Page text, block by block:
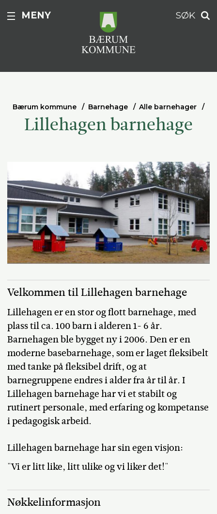
MENY SØK
Bærum kommune Barnehage Alle barnehager
Lillehagen barnehage
Velkommen til Lillehagen barnehage
Lillehagen er en stor og flott barnehage, med
plass til ca. 100 barn i alderen 1- 6 år.
Barnehagen ble bygget ny i 2006. Den er en
moderne basebarnehage, som er laget fleksibelt
med tanke på fleksibel drift, og at
barnegruppene endres i alder fra år til år. I
Lillehagen barnehage har vi et stabilt og
rutinert personale, med erfaring og kompetanse
i pedagogisk arbeid.
Lillehagen barnehage har sin egen visjon:
"Vi er litt like, litt ulike og vi liker det!"
Nøkkelinformasjon